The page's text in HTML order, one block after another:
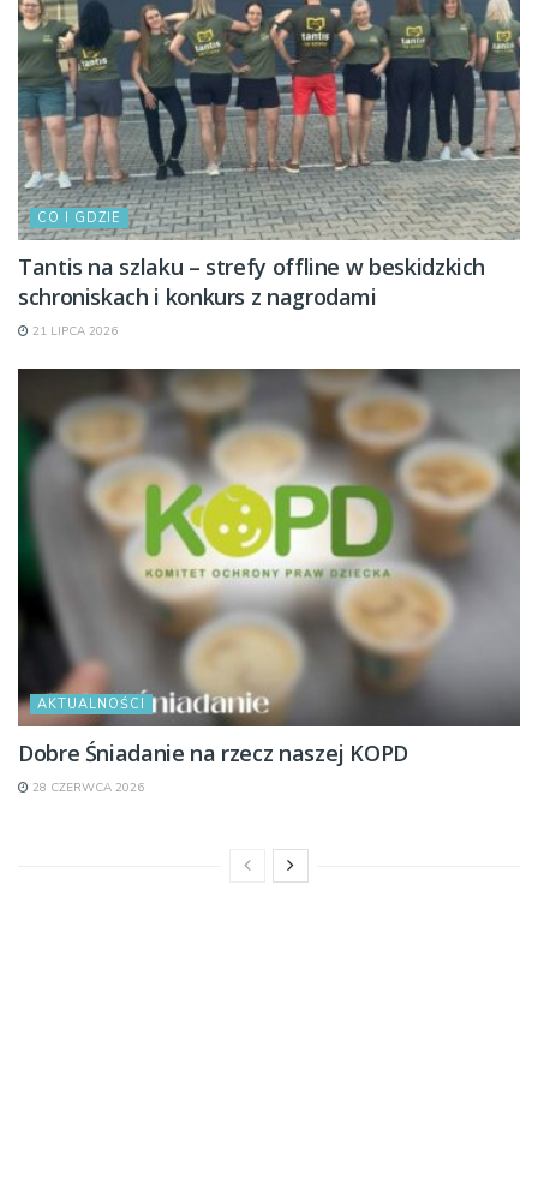
CO I GDZIE
Tantis na szlaku – strefy offline w beskidzkich
schroniskach i konkurs z nagrodami
21 LIPCA 2026
AKTUALNOŚCI
Dobre Śniadanie na rzecz naszej KOPD
28 CZERWCA 2026